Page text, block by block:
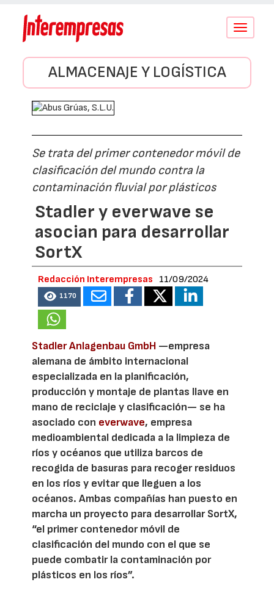
Conmutar
ALMACENAJE Y LOGÍSTICA
Se trata del primer contenedor móvil de
clasificación del mundo contra la
contaminación fluvial por plásticos
Stadler y everwave se
asocian para desarrollar
SortX
Redacción Interempresas 11/09/2024
1170
Stadler Anlagenbau GmbH —empresa
alemana de ámbito internacional
especializada en la planificación,
producción y montaje de plantas llave en
mano de reciclaje y clasificación— se ha
asociado con everwave, empresa
medioambiental dedicada a la limpieza de
ríos y océanos que utiliza barcos de
recogida de basuras para recoger residuos
en los ríos y evitar que lleguen a los
océanos. Ambas compañías han puesto en
marcha un proyecto para desarrollar SortX,
“el primer contenedor móvil de
clasificación del mundo con el que se
puede combatir la contaminación por
plásticos en los ríos”.